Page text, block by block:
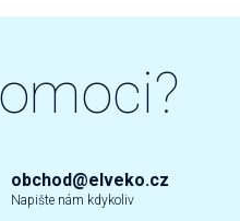
obchod@elveko.cz
Napište nám kdykoliv